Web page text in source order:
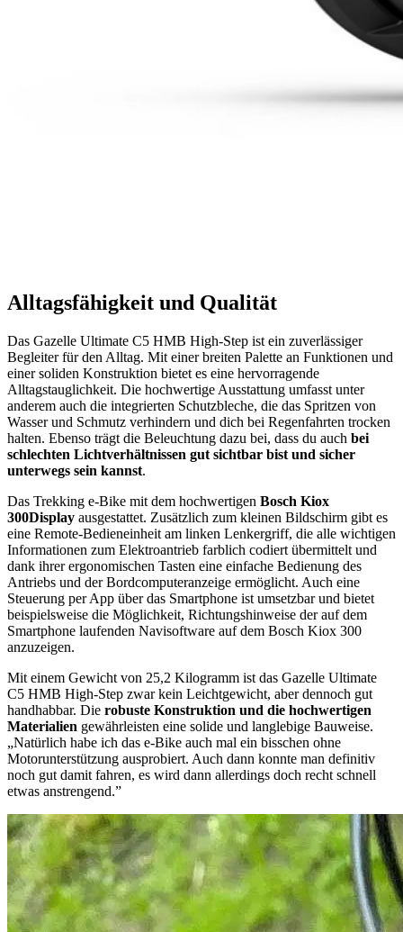
Alltagsfähigkeit und Qualität
Das Gazelle Ultimate C5 HMB High-Step ist ein zuverlässiger
Begleiter für den Alltag. Mit einer breiten Palette an Funktionen und
einer soliden Konstruktion bietet es eine hervorragende
Alltagstauglichkeit. Die hochwertige Ausstattung umfasst unter
anderem auch die integrierten Schutzbleche, die das Spritzen von
Wasser und Schmutz verhindern und dich bei Regenfahrten trocken
halten. Ebenso trägt die Beleuchtung dazu bei, dass du auch bei
schlechten Lichtverhältnissen gut sichtbar bist und sicher
unterwegs sein kannst.
Das Trekking e-Bike mit dem hochwertigen Bosch Kiox
300Display ausgestattet. Zusätzlich zum kleinen Bildschirm gibt es
eine Remote-Bedieneinheit am linken Lenkergriff, die alle wichtigen
Informationen zum Elektroantrieb farblich codiert übermittelt und
dank ihrer ergonomischen Tasten eine einfache Bedienung des
Antriebs und der Bordcomputeranzeige ermöglicht. Auch eine
Steuerung per App über das Smartphone ist umsetzbar und bietet
beispielsweise die Möglichkeit, Richtungshinweise der auf dem
Smartphone laufenden Navisoftware auf dem Bosch Kiox 300
anzuzeigen.
Mit einem Gewicht von 25,2 Kilogramm ist das Gazelle Ultimate
C5 HMB High-Step zwar kein Leichtgewicht, aber dennoch gut
handhabbar. Die robuste Konstruktion und die hochwertigen
Materialien gewährleisten eine solide und langlebige Bauweise.
„Natürlich habe ich das e-Bike auch mal ein bisschen ohne
Motorunterstützung ausprobiert. Auch dann konnte man definitiv
noch gut damit fahren, es wird dann allerdings doch recht schnell
etwas anstrengend.”